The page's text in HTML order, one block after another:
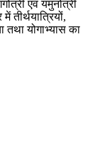
एवं यमुनोत्री
तीर्थयात्रियों,
तथा योगाभ्यास का